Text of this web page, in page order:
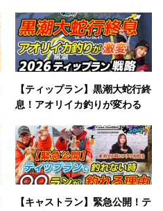
【ティップラン】黒潮大蛇行終
息！アオリイカ釣りが変わる
【キャストラン】緊急公開！テ